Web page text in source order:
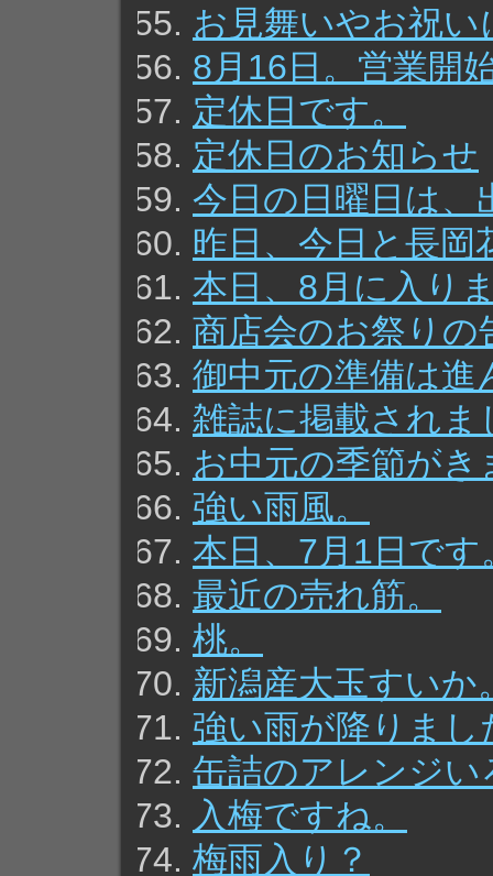
お見舞いやお祝い
8月16日。営業開
定休日です。
定休日のお知らせ
今日の日曜日は、
昨日、今日と長岡
本日、8月に入り
商店会のお祭りの
御中元の準備は進
雑誌に掲載されま
お中元の季節がき
強い雨風。
本日、7月1日です
最近の売れ筋。
桃。
新潟産大玉すいか
強い雨が降りまし
缶詰のアレンジい
入梅ですね。
梅雨入り？